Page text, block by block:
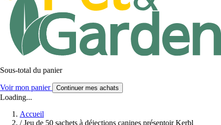
Sous-total du panier
Voir mon panier Continuer mes achats
Loading...
Accueil
/ Jeu de 50 sachets à déjections canines présentoir Kerbl